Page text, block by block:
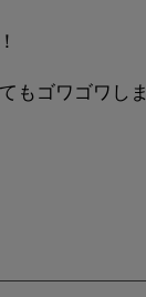
もゴワゴワしま